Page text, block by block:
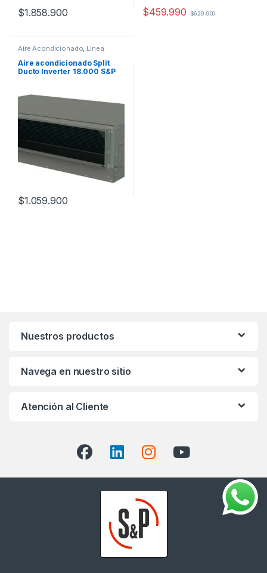
$1.858.900 $459.990 $629.900
Aire Acondicionado Linea
Aire acondicionado Split
Ducto Inverter 18.000 S&P
$1.059.900
Nuestros productos
Navega en nuestro sitio
Atención al Cliente